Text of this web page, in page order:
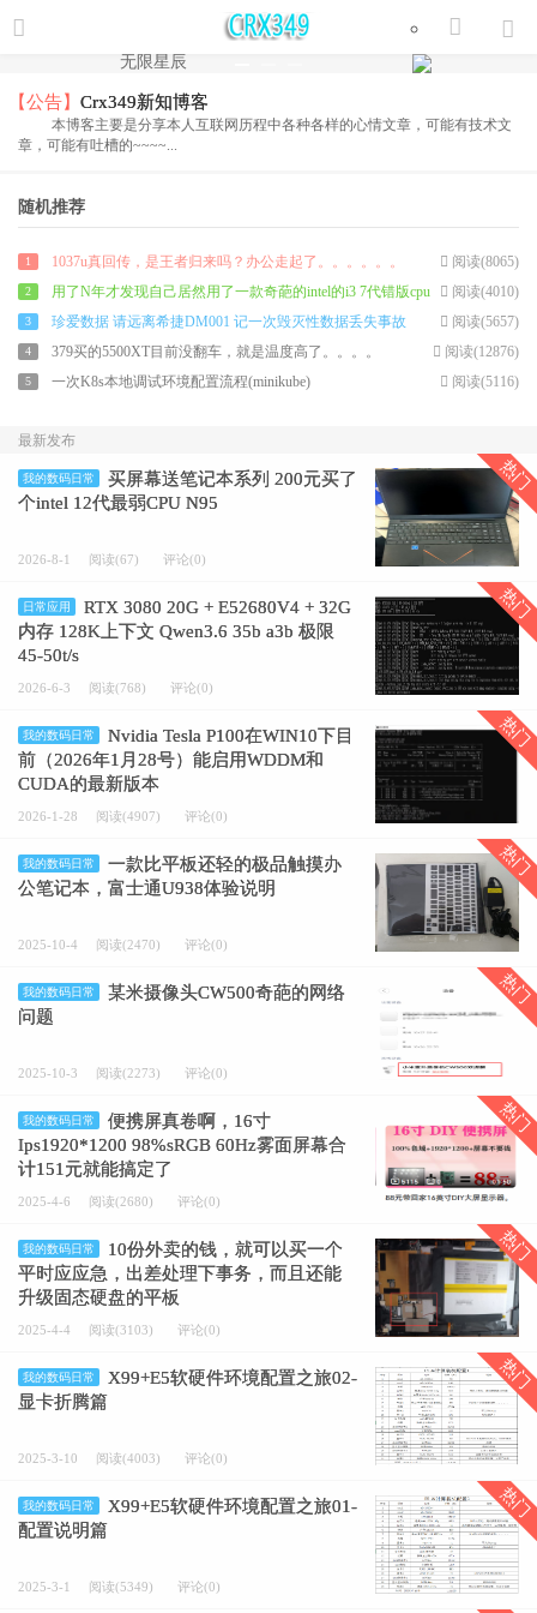
【公告】 Crx349新知博客
本博客主要是分享本人互联网历程中各种各样的心情文章，可能有技术文
章，可能有吐槽的~~~~...
随机推荐
1 阅读(8065)
1037u真回传，是王者归来吗？办公走起了。。。。。。
2 阅读(4010)
用了N年才发现自己居然用了一款奇葩的intel的i3 7代错版cpu
3 阅读(5657)
珍爱数据 请远离希捷DM001 记一次毁灭性数据丢失事故
4 阅读(12876)
379买的5500XT目前没翻车，就是温度高了。。。。
5 阅读(5116)
一次K8s本地调试环境配置流程(minikube)
最新发布
我的数码日常
买屏幕送笔记本系列 200元买了
个intel 12代最弱CPU N95
2026-8-1 阅读(67) 评论(0)
热门
日常应用
RTX 3080 20G + E52680V4 + 32G
内存 128K上下文 Qwen3.6 35b a3b 极限
45-50t/s
2026-6-3 阅读(768) 评论(0)
热门
我的数码日常
Nvidia Tesla P100在WIN10下目
前（2026年1月28号）能启用WDDM和
CUDA的最新版本
2026-1-28 阅读(4907) 评论(0)
热门
我的数码日常
一款比平板还轻的极品触摸办
公笔记本，富士通U938体验说明
2025-10-4 阅读(2470) 评论(0)
热门
我的数码日常
某米摄像头CW500奇葩的网络
问题
2025-10-3 阅读(2273) 评论(0)
热门
我的数码日常
便携屏真卷啊，16寸
Ips1920*1200 98%sRGB 60Hz雾面屏幕合
计151元就能搞定了
2025-4-6 阅读(2680) 评论(0)
热门
我的数码日常
10份外卖的钱，就可以买一个
平时应应急，出差处理下事务，而且还能
升级固态硬盘的平板
2025-4-4 阅读(3103) 评论(0)
热门
我的数码日常
X99+E5软硬件环境配置之旅02-
显卡折腾篇
2025-3-10 阅读(4003) 评论(0)
热门
我的数码日常
X99+E5软硬件环境配置之旅01-
配置说明篇
2025-3-1 阅读(5349) 评论(0)
热门